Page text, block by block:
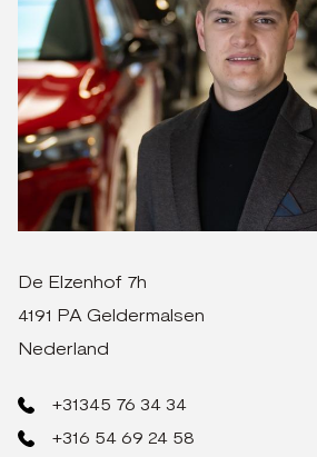
De Elzenhof 7h
4191 PA Geldermalsen
Nederland
+31345 76 34 34
+316 54 69 24 58